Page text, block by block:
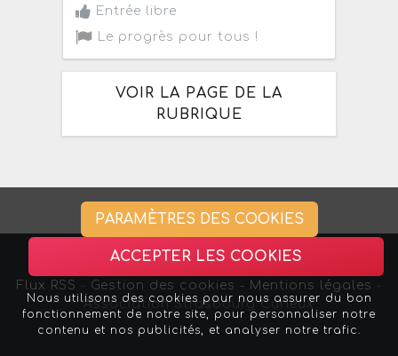
Entrée libre
Le progrès pour tous !
VOIR LA PAGE DE LA
RUBRIQUE
Flux RSS Gestion des cookies - Mentions légales
Association Strasbourg Curieux
PARAMÈTRES DES COOKIES
ACCEPTER LES COOKIES
Nous utilisons des cookies pour nous assurer du bon
fonctionnement de notre site, pour personnaliser notre
contenu et nos publicités, et analyser notre trafic.